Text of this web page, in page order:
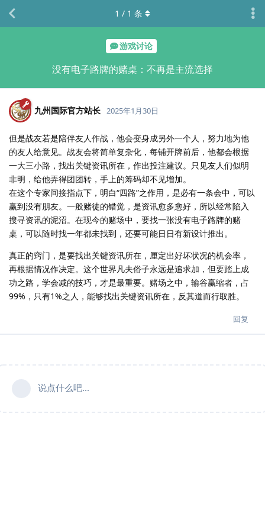
游戏讨论
没有电子路牌的赌桌：不再是主流选择
1 / 1 条
九州国际官方站长 2025年1月30日
但是战友若是陪伴友人作战，他会变身成另外一个人，努力地为他
的友人给意见。战友会将简单复杂化，每铺开牌前后，他都会根据
一大三小路，找出关键资讯所在，作出投注建议。只见友人们似明
非明，给他弄得团团转，手上的筹码却不见增加。
在这个专家间接指点下，明白“四路”之作用，是必有一条会中，可以
赢到没有朋友。一般赌徒的错觉，是资讯愈多愈好，所以经常陷入
搜寻资讯的泥沼。在现今的赌场中，要找一张没有电子路牌的赌
桌，可以随时找一年都未找到，还要可能日日有新设计推出。
真正的窍门，是要找出关键资讯所在，厘定出好坏状况的机会率，
再根据情况作决定。这个世界凡夫俗子永远是追求加，但要踏上成
功之路，学会减的技巧，才是最重要。赌场之中，输谷赢缩者，占
99%，只有1%之人，能够找出关键资讯所在，反其道而行取胜。
回复
说点什么吧...